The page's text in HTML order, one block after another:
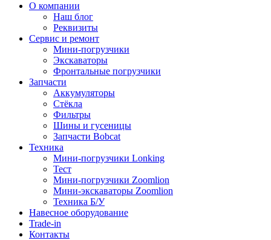
О компании
Наш блог
Реквизиты
Сервис и ремонт
Мини-погрузчики
Экскаваторы
Фронтальные погрузчики
Запчасти
Аккумуляторы
Стёкла
Фильтры
Шины и гусеницы
Запчасти Bobcat
Техника
Мини-погрузчики Lonking
Тест
Мини-погрузчики Zoomlion
Мини-экскаваторы Zoomlion
Техника Б/У
Навесное оборудование
Trade-in
Контакты